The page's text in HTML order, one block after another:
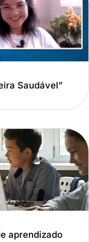
Saudável”
aprendizado